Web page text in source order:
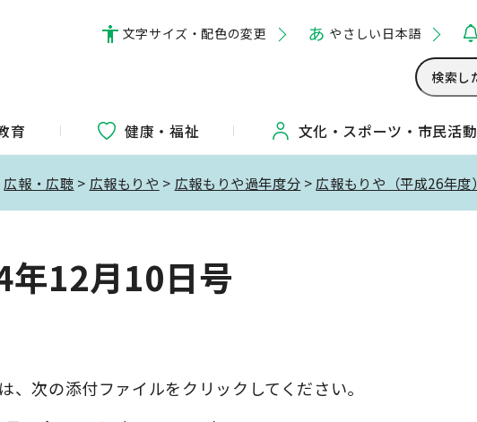
文字サイズ・配色の変更 やさしい日本語
育 健康・福祉 文化・ スポーツ・ 市民活動
広報・広聴 > 広報もりや > 広報もりや過年度分 > 広報もりや（平成26年度）
12月10日号
次の添付ファイルをクリックしてください。